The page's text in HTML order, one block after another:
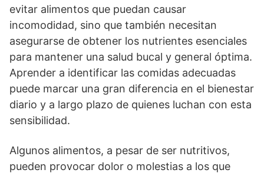
evitar alimentos que puedan causar
incomodidad, sino que también necesitan
asegurarse de obtener los nutrientes esenciales
para mantener una salud bucal y general óptima.
Aprender a identificar las comidas adecuadas
puede marcar una gran diferencia en el bienestar
diario y a largo plazo de quienes luchan con esta
sensibilidad.
Algunos alimentos, a pesar de ser nutritivos,
pueden provocar dolor o molestias a los que